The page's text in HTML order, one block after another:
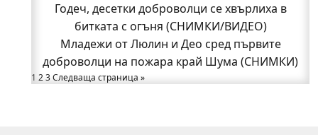
Възможни са прекъсвания на тока утре в части
от община Годеч
Какво накара Яна и Станимир да изберат Годеч
пред живота в чужбина? (ВИДЕО)
Родов оброк събра поколения под старата круша
Годеч, десетки доброволци се хвърлиха в
битката с огъня (СНИМКИ/ВИДЕО)
Младежи от Люлин и Део сред първите
доброволци на пожара край Шума (СНИМКИ)
1 23Следваща страница »